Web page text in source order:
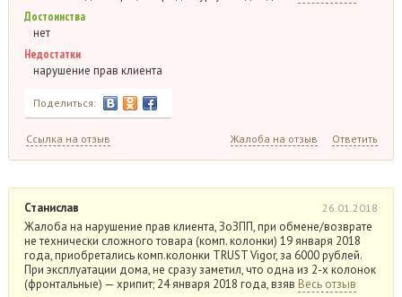
Достоинства
нет
Недостатки
нарушение прав клиента
Поделиться:
Ссылка на отзыв Жалоба на отзыв Ответить
Станислав 26.01.2018
Жалоба на нарушение прав клиента, ЗоЗПП, при обмене/возврате
не технически сложного товара (комп. колонки) 19 января 2018
года, приобретались комп.колонки TRUST Vigor, за 6000 рублей.
При эксплуатации дома, не сразу заметил, что одна из 2-х колонок
(фронтальные) — хрипит; 24 января 2018 года, взяв Весь отзыв